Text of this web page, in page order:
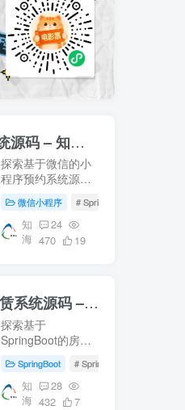
微信小程序预约系统源码 – 知海论文
探索基于微信的小
程序预约系统源
码，涵盖前端Vue
与后端SpringBoot
技术栈。适用于音
乐教室管理及高校
你的毕业设计项
目！- 知海论文
微信小程序 # SpringBoot
知
海
24
470
19
springboot房屋租赁系统源码 – 知海论文
探索基于
SpringBoot的房屋
合Vue前端技术，
提供从数据库配置
到系统运行的完整
SpringBoot # SpringBoot
知
海
28
432
7